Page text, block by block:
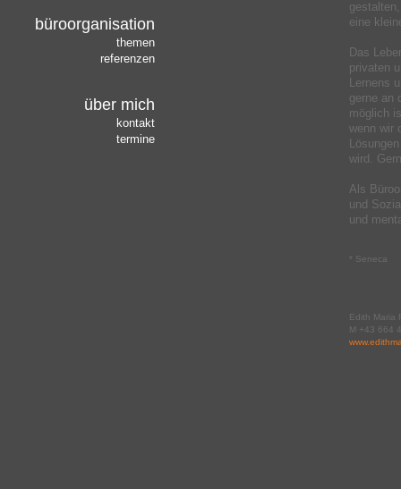
büroorganisation
themen
referenzen
über mich
kontakt
termine
eine
Das
privaten
Lernens
gerne an
möglich
wenn wir
wird.
Als
und
und
* Seneca
Edith Maria
M +43 664